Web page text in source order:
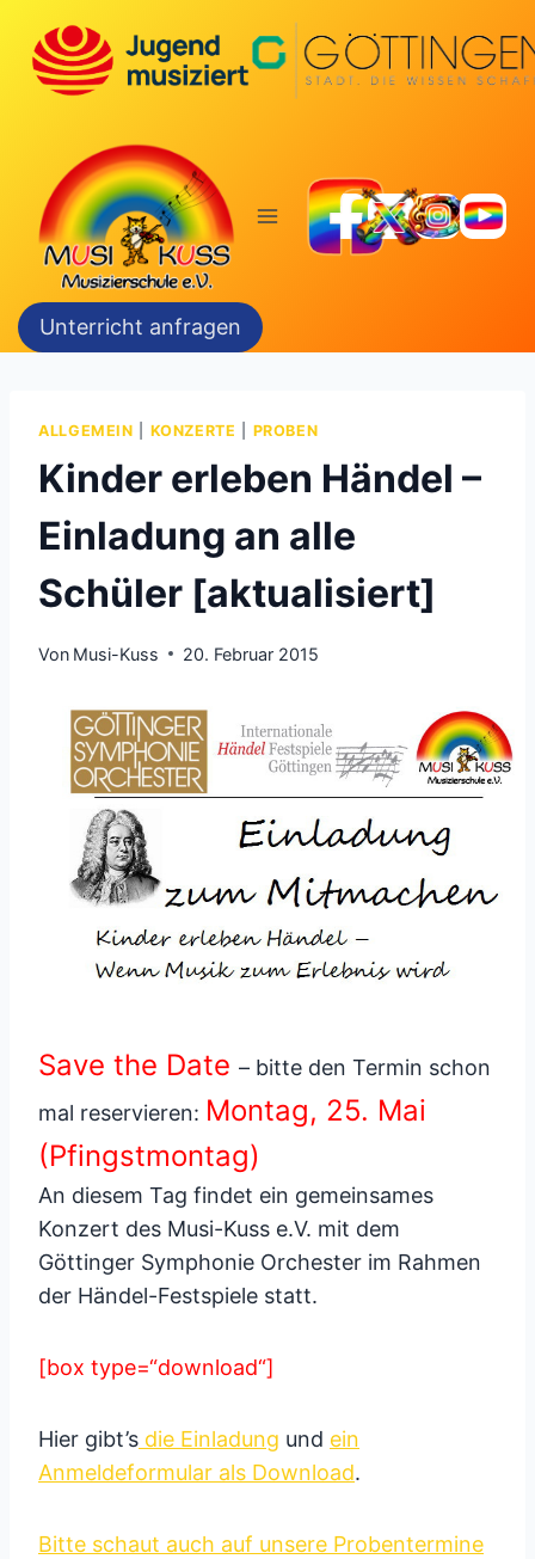
Inhalt
springen
Unterricht anfragen
ALLGEMEIN KONZERTE PROBEN
Kinder erleben Händel –
Einladung an alle
Schüler [aktualisiert]
Von Musi-Kuss 20. Februar 2015
Save the Date – bitte den Termin schon
mal reservieren: Montag, 25. Mai
(Pfingstmontag)
An diesem Tag findet ein gemeinsames
Konzert des Musi-Kuss e.V. mit dem
Göttinger Symphonie Orchester im Rahmen
der Händel-Festspiele statt.
[box type=“download“]
Hier gibt’s die Einladung und ein
Anmeldeformular als Download.
Bitte schaut auch auf unsere Probentermine